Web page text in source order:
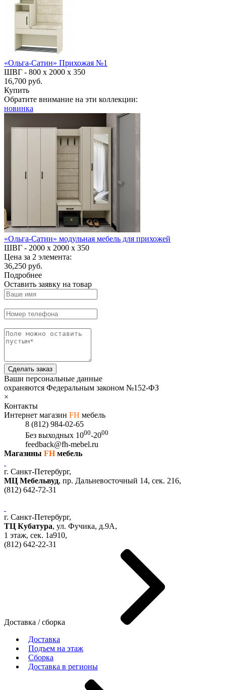
«Ольга-Сатин» Прихожая №1
ШВГ - 800 х 2000 х 350
16,700 руб.
Купить
Обратите внимание на эти коллекции:
новинка
«Ольга-Сатин» модульная мебель для прихожей
ШВГ - 2000 х 2000 х 350
Цена за 2 элемента:
36,250 руб.
Подробнее
Оставить заявку на товар
Сделать заказ
Ваши персональные данные
охраняются Федеральным законом №152-ФЗ
×
Контакты
Интернет магазин FH мебель
8 (812) 984-02-65
Без выходных 1000-2000
feedback@fh-mebel.ru
Магазины FHмебель
г. Санкт-Петербург,
МЦ Мебельвуд, пр. Дальневосточный 14, сек. 216,
(812) 642-72-31
г. Санкт-Петербург,
ТЦ Кубатура, ул. Фучика, д.9А,
1 этаж, сек. 1a910,
(812) 642-22-31
Доставка / сборка
Доставка
Подъем на этаж
Сборка
Доставка в регионы